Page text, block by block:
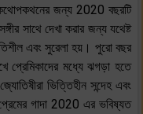
কথোপকথনের জন্য 2020 বছরটি
সাথে দেখা করার জন্য যথেষ্ট
এবং সুরেলা হয়। পুরো বছর
প্রেমিকাদের মধ্যে ঝগড়া হতে
ভিত্তিহীন সন্দেহ এবং
গাদা 2020 এর ভবিষ্যত